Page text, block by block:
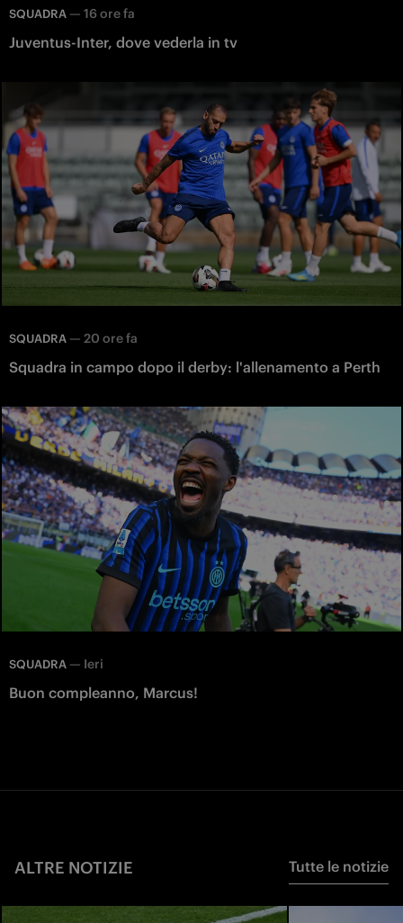
SQUADRA — 16 ore fa
Juventus-Inter, dove vederla in tv
SQUADRA — 20 ore fa
Squadra in campo dopo il derby: l'allenamento a Perth
SQUADRA — Ieri
Buon compleanno, Marcus!
ALTRE NOTIZIE Tutte le notizie